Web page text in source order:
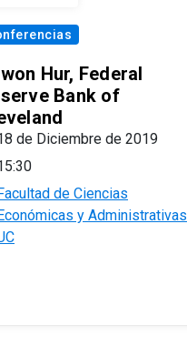
Hur, Federal
Bank of
de Diciembre de 2019
Facultad de Ciencias
Económicas y Administrativas